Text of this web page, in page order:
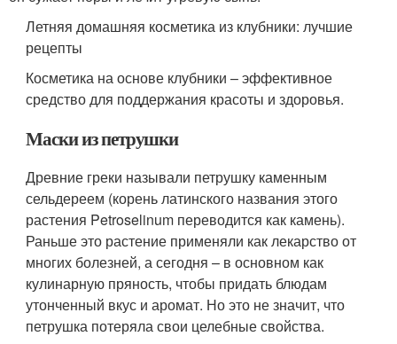
Летняя домашняя косметика из клубники: лучшие
рецепты
Косметика на основе клубники – эффективное
средство для поддержания красоты и здоровья.
Маски из петрушки
Древние греки называли петрушку каменным
сельдереем (корень латинского названия этого
растения Petroselinum переводится как камень).
Раньше это растение применяли как лекарство от
многих болезней, а сегодня – в основном как
кулинарную пряность, чтобы придать блюдам
утонченный вкус и аромат. Но это не значит, что
петрушка потеряла свои целебные свойства.